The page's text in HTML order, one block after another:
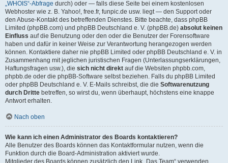
„WHOIS“-Abfrage durch) oder — falls diese Seite bei einem kostenlosen
Webhoster wie z. B. Yahoo!, free.fr, funpic.de usw. liegt — den Support oder
den Abuse-Kontakt des betreffenden Dienstes. Bitte beachte, dass phpBB
Limited (phpBB.com) und phpBB Deutschland e. V. (phpBB.de) absolut keinen
Einfluss auf die Benutzung oder den oder die Benutzer der Forensoftware
haben und dafür in keiner Weise zur Verantwortung herangezogen werden
können. Kontaktiere daher nie phpBB Limited oder phpBB Deutschland e. V. in
Zusammenhang mit jeglichen juristischen Fragen (Unterlassungserklärungen,
Haftungsfragen usw.), die sich nicht direkt auf die Websiten phpbb.com,
phpbb.de oder die phpBB-Software selbst beziehen. Falls du phpBB Limited
oder phpBB Deutschland e. V. E-Mails schreibst, die die Softwarenutzung
durch Dritte betreffen, so wirst du, wenn überhaupt, höchstens eine knappe
Antwort erhalten.
Nach oben
Wie kann ich einen Administrator des Boards kontaktieren?
Alle Benutzer des Boards können das Kontaktformular nutzen, wenn die
Funktion durch die Board-Administration aktiviert wurde.
Mitglieder des Boards können zusätzlich den Link „Das Team“ verwenden.